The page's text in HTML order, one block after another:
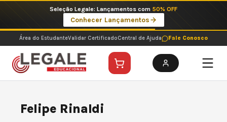
o
conteúdo
Seleção Legale: Lançamentos com 50% OFF
Conhecer Lançamentos
Área do EstudanteValidar CertificadoCentral de Ajuda Fale Conosco
Felipe Rinaldi